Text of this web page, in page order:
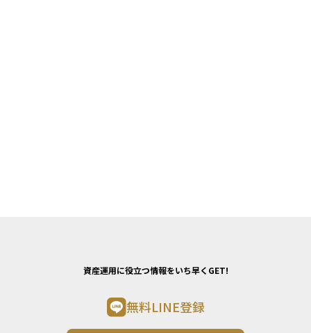
資産運用に役立つ情報をいち早くGET!
無料LINE登録